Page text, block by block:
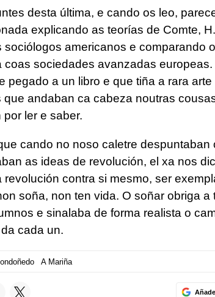
desta última, e cando os leo,
explicando as teorías de Comte,
sociólogos americanos e comparando
coas sociedades avanzadas
pegado a un libro e que tiña a rara
que andaban ca cabeza noutras
por ler e saber.
cando no noso caletre
as ideas de revolución, el xa nos
revolución contra si mesmo, ser
soña, non ten vida. O soñar obriga a
e sinalaba de forma realista o
cada un.
A Mariña